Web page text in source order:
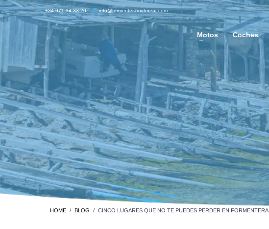
+34 971 34 33 20 info@formenteramotorent.com
Motos Coches
HOME BLOG CINCO LUGARES QUE NO TE PUEDES PERDER EN FORMENTERA